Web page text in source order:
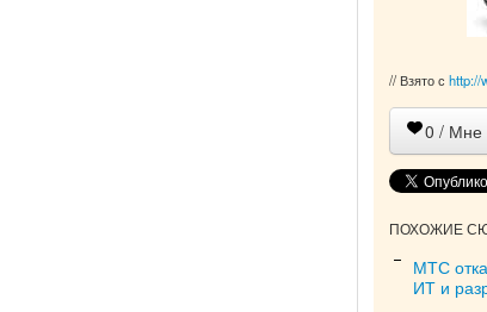
// Взято с http://
0 / Мне
ПОХОЖИЕ
МТС
ИТ и